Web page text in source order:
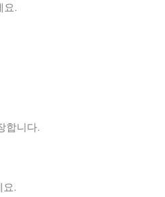
요.
합니다.
요.